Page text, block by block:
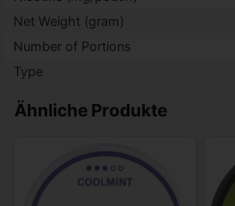
Ähnliche Produkte
Net Weight (gram)
Number of Portions
Type